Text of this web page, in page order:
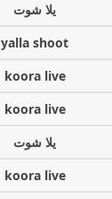
يلا شوت
yalla shoot
koora live
koora live
يلا شوت
koora live